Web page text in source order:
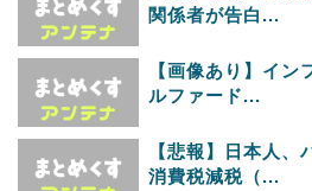
関係者が告白...
【画像あり】イ
ルファード...
【悲報】日本人、
消費税減税（...